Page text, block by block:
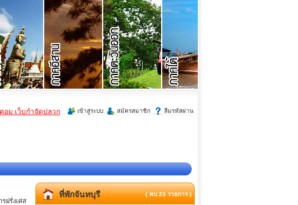
เข้าสู่ระบบ สมัครสมาชิก ลืมรหัสผ่าน
อม เว็บกำจัดปลวก
ที่พักจันทบุรี { พบ 23 รายการ }
ฝรั่งเศส